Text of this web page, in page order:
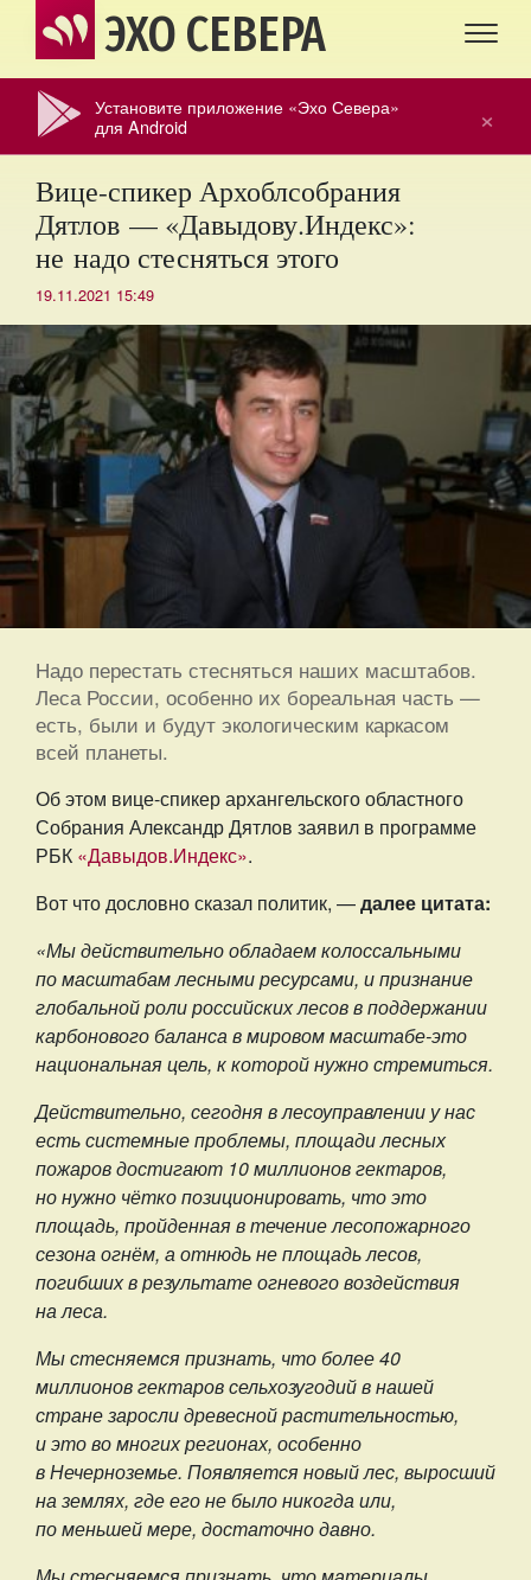
ЭХО СЕВЕРА
×
Установите приложение «Эхо Севера»
для Android
Вице-спикер Архоблсобрания
Дятлов — «Давыдову.Индекс»:
не надо стесняться этого
19.11.2021 15:49
Надо перестать стесняться наших масштабов.
Леса России, особенно их бореальная часть —
есть, были и будут экологическим каркасом
всей планеты.
Об этом вице-спикер архангельского областного
Собрания Александр Дятлов заявил в программе
РБК «Давыдов.Индекс».
Вот что дословно сказал политик, —далее цитата:
«Мы действительно обладаем колоссальными
по масштабам лесными ресурсами, и признание
глобальной роли российских лесов в поддержании
карбонового баланса в мировом масштабе-это
национальная цель, к которой нужно стремиться.
Действительно, сегодня в лесоуправлении у нас
есть системные проблемы, площади лесных
пожаров достигают 10 миллионов гектаров,
но нужно чётко позиционировать, что это
площадь, пройденная в течение лесопожарного
сезона огнём, а отнюдь не площадь лесов,
погибших в результате огневого воздействия
на леса.
Мы стесняемся признать, что более 40
миллионов гектаров сельхозугодий в нашей
стране заросли древесной растительностью,
и это во многих регионах, особенно
в Нечерноземье. Появляется новый лес, выросший
на землях, где его не было никогда или,
по меньшей мере, достаточно давно.